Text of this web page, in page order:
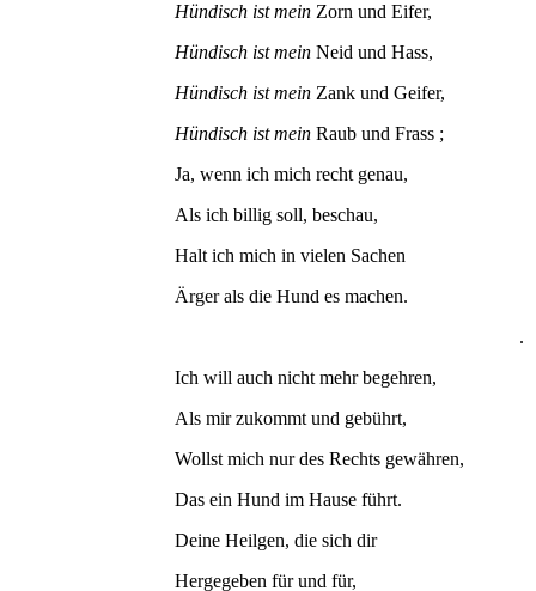
Hündisch ist mein Zorn und Eifer,
Hündisch ist mein Neid und Hass,
Hündisch ist mein Zank und Geifer,
Hündisch ist mein Raub und Frass ;
Ja, wenn ich mich recht genau,
Als ich billig soll, beschau,
Halt ich mich in vielen Sachen
Ärger als die Hund es machen.
.
Ich will auch nicht mehr begehren,
Als mir zukommt und gebührt,
Wollst mich nur des Rechts gewähren,
Das ein Hund im Hause führt.
Deine Heilgen, die sich dir
Hergegeben für und für,